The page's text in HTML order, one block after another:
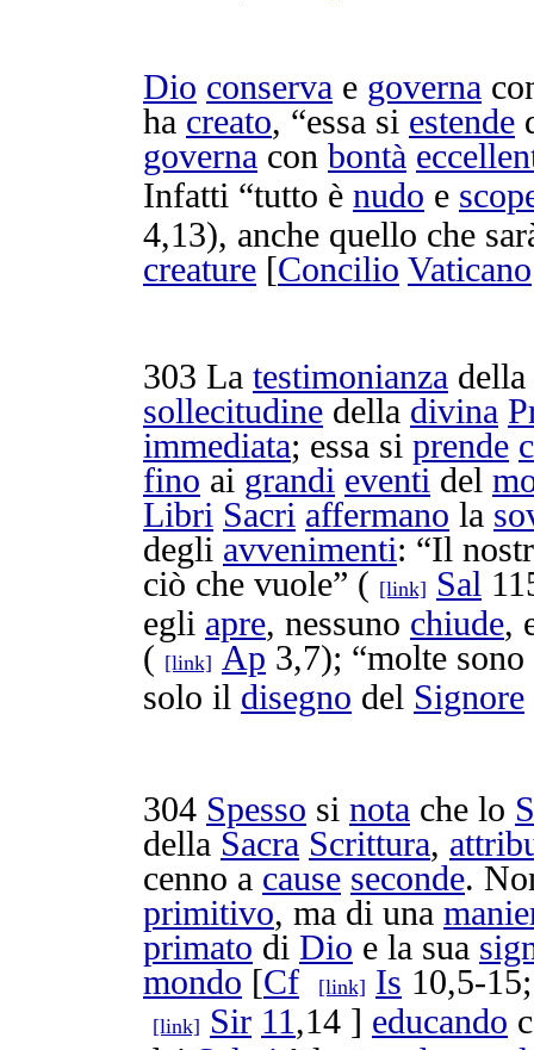
Dio conserva e governa
ha creato, “essa si estende
governa con bontà
Infatti “tutto è nudo e
4,13), anche quello che
creature [Concilio Vaticano
303 La testimonianza della
sollecitudine della divina
immediata; essa si prende
fino ai grandi eventi del
Libri Sacri affermano la
degli avvenimenti: “Il
ciò che vuole” ( [link] Sal
egli apre, nessuno chiude,
( [link] Ap 3,7); “molte
solo il disegno del Signore
304 Spesso si nota che lo
della Sacra Scrittura,
cenno a cause seconde.
primitivo, ma di una
primato di Dio e la sua
mondo [Cf [link] Is 10,5-
[link] Sir 11,14 ] educando